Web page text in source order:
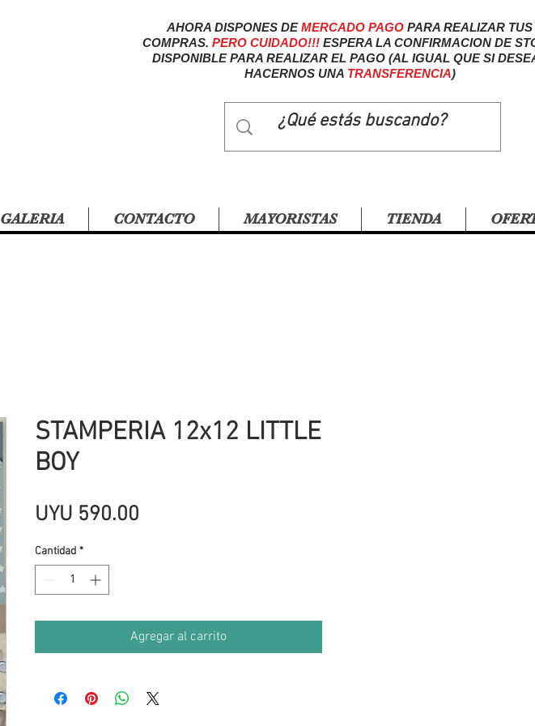
AHORA DISPONES DEMERCADO PAGO PARA REALIZAR TUS
COMPRAS. PERO CUIDADO!!!ESPERA LA CONFIRMACION DE
DISPONIBLE PARA REALIZAR EL PAGO (AL IGUAL QUE SI
HACERNOS UNA TRANSFERENCIA)
GALERIA CONTACTO MAYORISTAS TIENDA
STAMPERIA 12x12 LITTLE
BOY
UYU 590.00
Cantidad *
Agregar al carrito